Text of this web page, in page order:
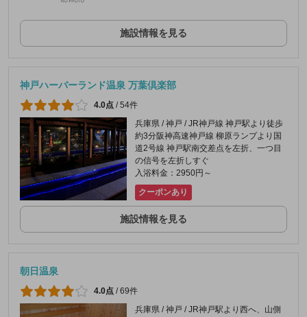
施設情報を見る
神戸ハーバーランド温泉 万葉倶楽部
4.0点 /54件
兵庫県 / 神戸 / JR神戸線 神戸駅より徒歩
約3分阪神高速神戸線 柳原ランプより国
道2号線 神戸駅南交差点を左折、一つ目
の信号を左折しすぐ
入浴料金：2950円～
クーポンあり
施設情報を見る
朝日温泉
4.0点 /69件
兵庫県 / 神戸 / JR神戸駅より西へ、山側